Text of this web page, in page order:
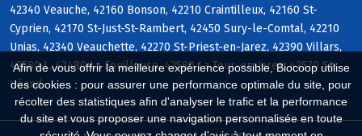
Afin de vous offrir la meilleure expérience possible, Biocoop utilise
des cookies : pour assurer une performance optimale du site, pour
récolter des statistiques afin d'analyser le trafic et la performance
du site et vous proposer une navigation personnalisée en toute
42340 Veauche, 42160 Bonson, 42210 Craintilleux, 42160 St-
Cyprien, 42170 St-Just-St-Rambert, 42450 Sury-le-Comtal, 42210
Unias, 42340 Veauchette, 42270 St-Priest-en-Jarez, 42390 Villars,
42580 L, 42480 La Fouillouse, 42580 La Tour-en-Jarez, 42570 St-
Héand